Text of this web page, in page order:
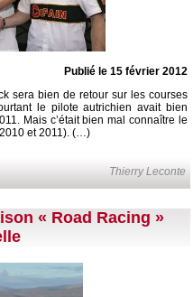
Publié le 15 février 2012
sera bien de retour sur les courses
le pilote autrichien avait bien
Mais c’était bien mal connaître le
et 2011). (…)
Thierry Leconte
« Road Racing »